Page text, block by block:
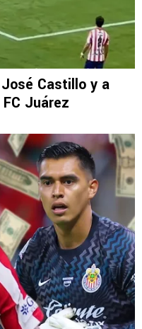
Castillo y a
Juárez